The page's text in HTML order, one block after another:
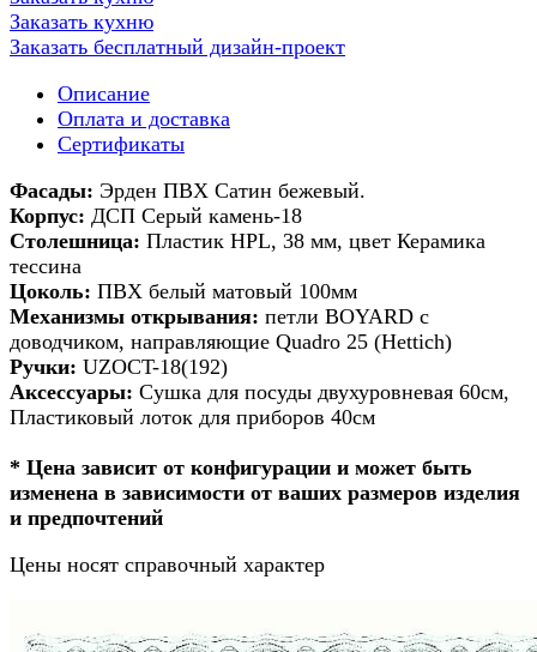
Заказать кухню
Заказать бесплатный дизайн-проект
Описание
Оплата и доставка
Сертификаты
Фасады: Эрден ПВХ Сатин бежевый.
Корпус: ДСП Серый камень-18
Столешница: Пластик HPL, 38 мм, цвет Керамика
тессина
Цоколь: ПВХ белый матовый 100мм
Механизмы открывания: петли BOYARD с
доводчиком, направляющие Quadro 25 (Hettich)
Ручки: UZOCT-18(192)
Аксессуары: Сушка для посуды двухуровневая 60см,
Пластиковый лоток для приборов 40см
* Цена зависит от конфигурации и может быть
изменена в зависимости от ваших размеров изделия
и предпочтений
Цены носят справочный характер